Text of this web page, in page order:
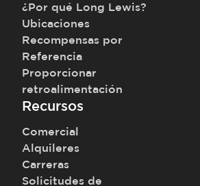
¿Por qué Long Lewis?
Ubicaciones
Recompensas por
Referencia
Proporcionar
retroalimentación
Recursos
Comercial
Alquileres
Carreras
Solicitudes de